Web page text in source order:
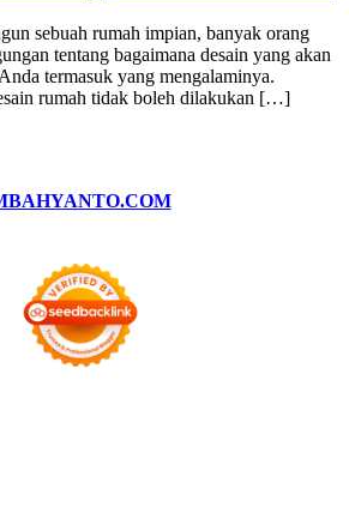
sebuah rumah impian, banyak orang
tentang bagaimana desain yang akan
termasuk yang mengalaminya.
rumah tidak boleh dilakukan […]